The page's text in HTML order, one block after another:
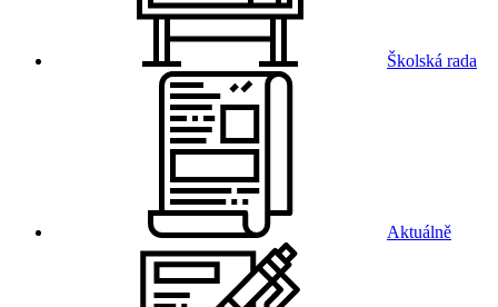
Školská rada
Aktuálně